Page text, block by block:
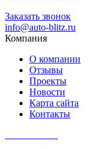
Заказать звонок
info@auto-blitz.ru
Компания
О компании
Отзывы
Проекты
Новости
Карта сайта
Контакты